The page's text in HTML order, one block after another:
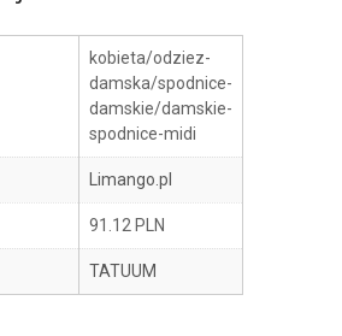
kobieta/odziez-
damska/spodnice-
damskie/damskie-
spodnice-midi
Limango.pl
91.12 PLN
TATUUM